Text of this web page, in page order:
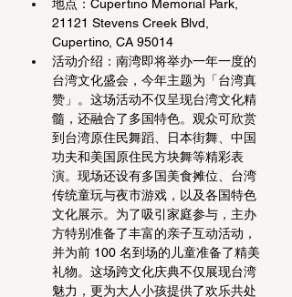
地点：Cupertino Memorial Park,
21121 Stevens Creek Blvd,
Cupertino, CA 95014
活动介绍：南湾即将举办一年一度的
台湾文化盛会，今年主题为「台湾真
赞」。这场活动不仅呈现台湾文化精
髓，还融合了多国特色。观众可欣赏
到台湾原住民舞蹈、日本街舞、中国
功夫和美国原住民方块舞等精彩表
演。现场还设有多国美食摊位、台湾
传统童玩与夜市游戏，以及各国特色
文化展示。为了吸引家庭参与，主办
方特别准备了丰富的亲子互动活动，
并为前 100 名到场的儿童准备了精美
礼物。这场跨文化庆典不仅展现台湾
魅力，更为大人小孩提供了欢乐共处